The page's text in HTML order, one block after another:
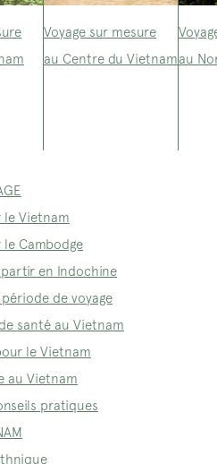
Voyage sur mesure
au Centre du Vietnamau
le Vietnam
le Cambodge
en Indochine
de voyage
santé au Vietnam
le Vietnam
au Vietnam
pratiques